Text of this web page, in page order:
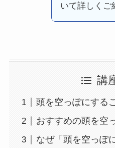
いて詳しくご
講
頭を空っぽにする
おすすめの頭を空
なぜ「頭を空っぽ